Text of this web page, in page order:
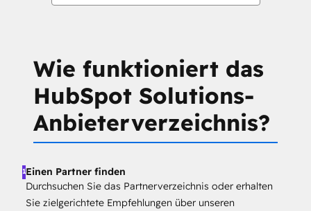
Wie funktioniert das
HubSpot Solutions-
Anbieterverzeichnis?
1Einen Partner finden
Durchsuchen Sie das Partnerverzeichnis oder erhalten
Sie zielgerichtete Empfehlungen über unseren